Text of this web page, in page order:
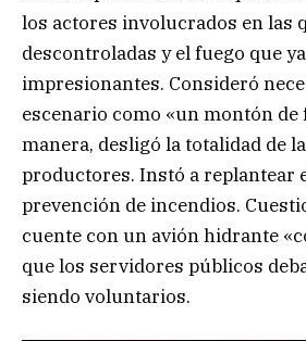
los actores involucrados en las
descontroladas y el fuego que
impresionantes. Consideró
escenario como «un montón de
manera, desligó la totalidad de
productores. Instó a replantear
prevención de incendios.
cuente con un avión hidrante
que los servidores públicos
siendo voluntarios.